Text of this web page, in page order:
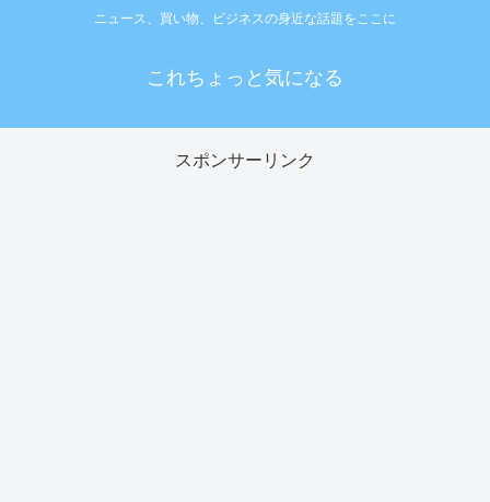
ニュース、買い物、ビジネスの身近な話題をここに
これちょっと気になる
スポンサーリンク